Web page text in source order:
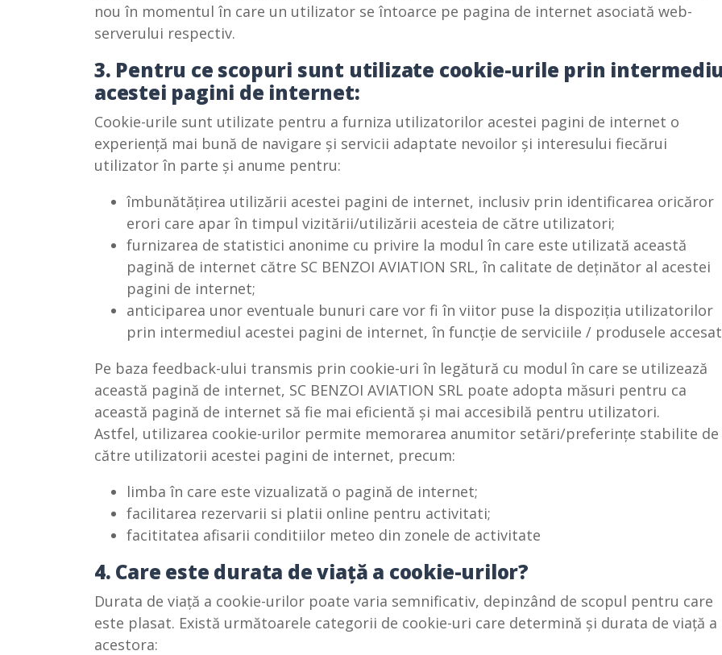
nou în momentul în care un utilizator se întoarce pe pagina de internet asociată web-
serverului respectiv.
3. Pentru ce scopuri sunt utilizate cookie-urile prin
acestei pagini de internet:
Cookie-urile sunt utilizate pentru a furniza utilizatorilor acestei pagini de internet o
experiență mai bună de navigare și servicii adaptate nevoilor și interesului fiecărui
utilizator în parte și anume pentru:
îmbunătățirea utilizării acestei pagini de internet, inclusiv prin identificarea oricăror
erori care apar în timpul vizitării/utilizării acesteia de către utilizatori;
furnizarea de statistici anonime cu privire la modul în care este utilizată această
pagină de internet către SC BENZOI AVIATION SRL, în calitate de deținător al acestei
pagini de internet;
anticiparea unor eventuale bunuri care vor fi în viitor puse la dispoziția utilizatorilor
prin intermediul acestei pagini de internet, în funcție de serviciile / produsele
Pe baza feedback-ului transmis prin cookie-uri în legătură cu modul în care se utilizează
această pagină de internet, SC BENZOI AVIATION SRL poate adopta măsuri pentru ca
această pagină de internet să fie mai eficientă și mai accesibilă pentru utilizatori.
Astfel, utilizarea cookie-urilor permite memorarea anumitor setări/preferințe stabilite de
către utilizatorii acestei pagini de internet, precum:
limba în care este vizualizată o pagină de internet;
facilitarea rezervarii si platii online pentru activitati;
facititatea afisarii conditiilor meteo din zonele de activitate
4. Care este durata de viață a cookie-urilor?
Durata de viață a cookie-urilor poate varia semnificativ, depinzând de scopul pentru care
este plasat. Există următoarele categorii de cookie-uri care determină și durata de viață a
acestora: